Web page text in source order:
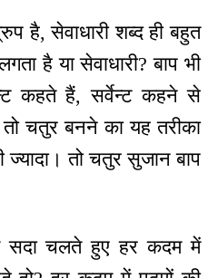
है, सेवाधारी शब्द ही बहुत
है या सेवाधारी? बाप भी
कहते हैं, सर्वेन्ट कहने से
चतुर बनने का यह तरीका
ज्यादा। तो चतुर सुजान बाप
सदा चलते हुए हर कदम में